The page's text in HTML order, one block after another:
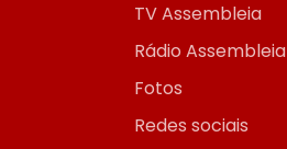
TV Assembleia
Rádio Assembleia
Fotos
Redes sociais